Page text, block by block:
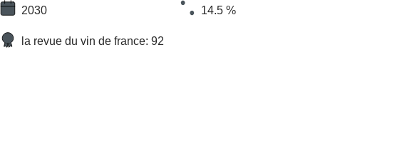
2030 14.5 %
la revue du vin de france: 92